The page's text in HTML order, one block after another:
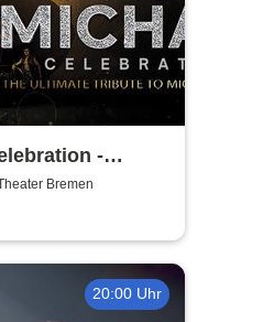
-
Bremen
20:00 Uhr